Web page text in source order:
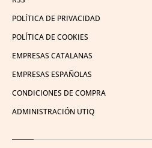
POLÍTICA DE PRIVACIDAD
POLÍTICA DE COOKIES
EMPRESAS CATALANAS
EMPRESAS ESPAÑOLAS
CONDICIONES DE COMPRA
ADMINISTRACIÓN UTIQ